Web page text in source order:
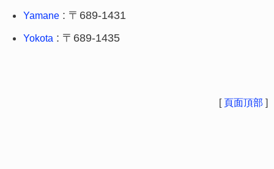
Yamane : 〒689-1431
Yokota : 〒689-1435
[ 頁面頂部 ]